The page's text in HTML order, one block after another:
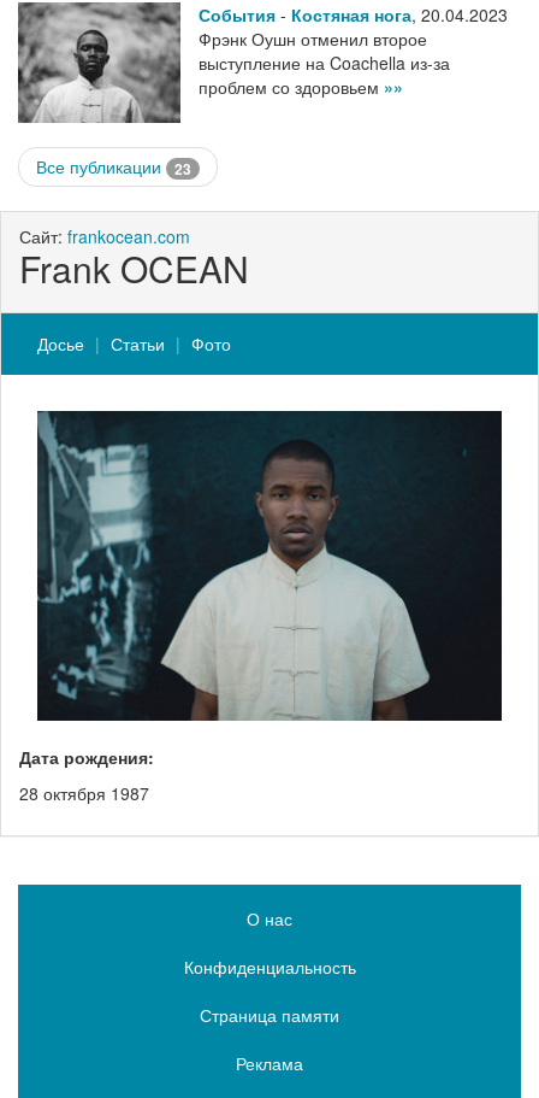
События - Костяная нога, 20.04.2023
Фрэнк Оушн отменил второе
выступление на Coachella из-за
проблем со здоровьем »»
Все публикации 23
Сайт: frankocean.com
Frank OCEAN
Досье Статьи Фото
Дата рождения:
28 октября 1987
О нас
Конфиденциальность
Страница памяти
Реклама